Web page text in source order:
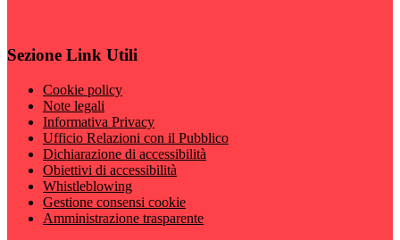
Sezione Link Utili
Cookie policy
Note legali
Informativa Privacy
Ufficio Relazioni con il Pubblico
Dichiarazione di accessibilità
Obiettivi di accessibilità
Whistleblowing
Gestione consensi cookie
Amministrazione trasparente